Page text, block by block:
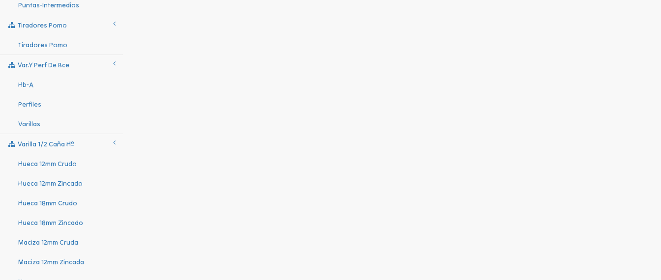
Puntas-Intermedios
Tiradores Pomo
Tiradores Pomo
Var.y Perf De Bce
Hb-A
Perfiles
Varillas
Varilla 1/2 Caña Hº
Hueca 12mm Crudo
Hueca 12mm Zincado
Hueca 18mm Crudo
Hueca 18mm Zincado
Maciza 12mm Cruda
Maciza 12mm Zincada